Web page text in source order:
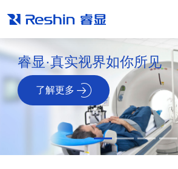
睿显·真实视界如你所见
了解更多